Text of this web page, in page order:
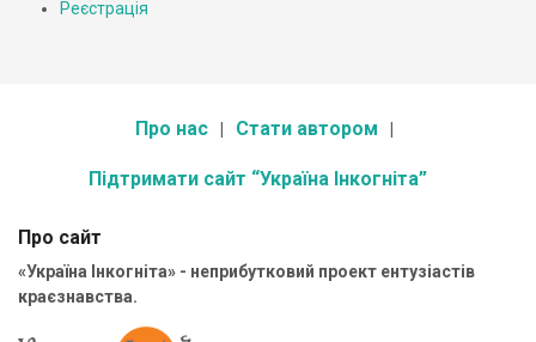
Реєстрація
Про нас Стати автором
Підтримати сайт “Україна Інкогніта”
Про сайт
«Україна Інкогніта» - неприбутковий проект ентузіастів
краєзнавства.